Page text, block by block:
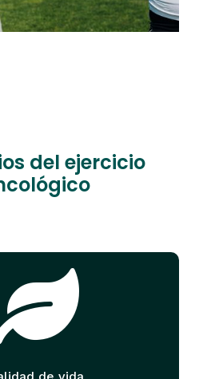
del ejercicio